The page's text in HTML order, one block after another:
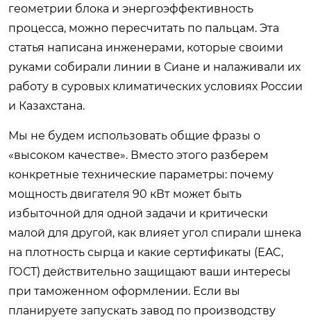
геометрии блока и энергоэффективность
процесса, можно пересчитать по пальцам. Эта
статья написана инженерами, которые своими
руками собирали линии в Сиане и налаживали их
работу в суровых климатических условиях России
и Казахстана.
Мы не будем использовать общие фразы о
«высоком качестве». Вместо этого разберем
конкретные технические параметры: почему
мощность двигателя 90 кВт может быть
избыточной для одной задачи и критически
малой для другой, как влияет угол спирали шнека
на плотность сырца и какие сертификаты (EAC,
ГОСТ) действительно защищают ваши интересы
при таможенном оформлении. Если вы
планируете запускать завод по производству